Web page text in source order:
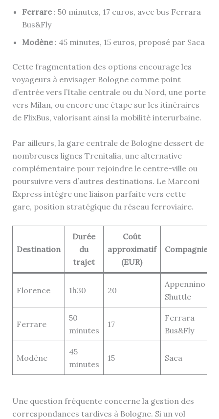
Ferrare: 50 minutes, 17 euros, avec bus Ferrara
Bus&Fly
Modène: 45 minutes, 15 euros, proposé par Saca
Cette fragmentation des options encourage les
voyageurs à envisager Bologne comme point
d’entrée vers l’Italie centrale ou du Nord, une porte
vers Milan, ou encore une étape sur les itinéraires
de FlixBus, valorisant ainsi la mobilité interurbaine.
Par ailleurs, la gare centrale de Bologne dessert de
nombreuses lignes Trenitalia, une alternative
complémentaire pour rejoindre le centre-ville ou
poursuivre vers d’autres destinations. Le Marconi
Express intègre une liaison parfaite vers cette
gare, position stratégique du réseau ferroviaire.
Destination
Durée
du
trajet
Coût
approximatif
(EUR)
Compagnie
Florence 1h30 20
Appennino
Shuttle
Ferrare
50
minutes
17
Ferrara
Bus&Fly
Modène
45
minutes
15 Saca
Une question fréquente concerne la gestion des
correspondances tardives à Bologne. Si un vol